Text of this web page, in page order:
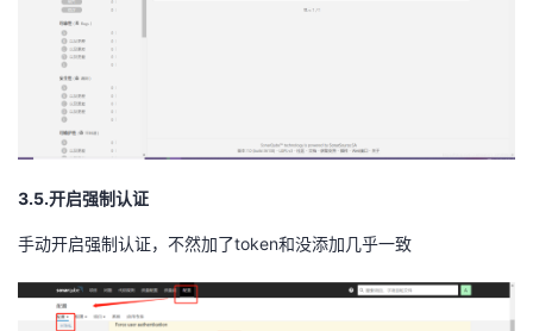
3.5.开启强制认证
手动开启强制认证，不然加了token和没添加几乎一致